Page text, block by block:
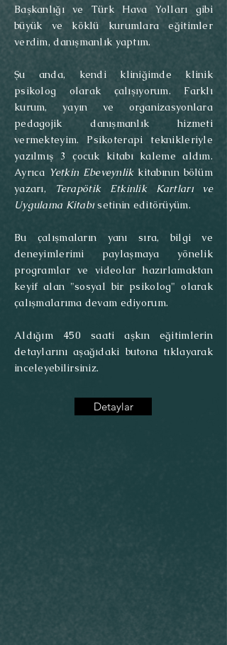
Başkanlığı ve Türk Hava Yolları gibi
büyük ve köklü kurumlara eğitimler
verdim, danışmanlık yaptım.
Şu anda, kendi kliniğimde klinik
psikolog olarak çalışıyorum. Farklı
kurum, yayın ve organizasyonlara
pedagojik danışmanlık hizmeti
vermekteyim. Psikoterapi teknikleriyle
yazılmış 3 çocuk kitabı kaleme aldım.
Ayrıca Yetkin Ebeveynlik kitabının bölüm
yazarı,
Terapötik Etkinlik Kartları ve
Uygulama Kitabısetinin editörüyüm.
Bu çalışmaların yanı sıra, bilgi ve
deneyimlerimi paylaşmaya yönelik
programlar ve videolar hazırlamaktan
keyif alan "sosyal bir psikolog" olarak
çalışmalarıma devam ediyorum.
Aldığım 450 saati aşkın eğitimlerin
detaylarını aşağıdaki butona tıklayarak
inceleyebilirsiniz.
Detaylar